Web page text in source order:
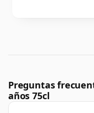
Preguntas
años 75cl